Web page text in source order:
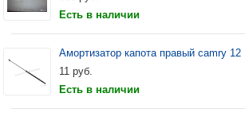
Есть в наличии
Амортизатор капота правый camry 12
11 руб.
Есть в наличии